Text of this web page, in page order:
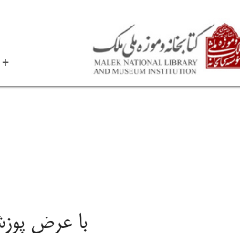
+
با عرض